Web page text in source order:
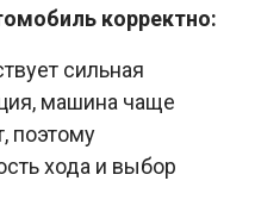
корректно:
сильная
машина чаще
поэтому
хода и выбор